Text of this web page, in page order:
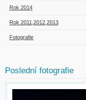
Rok 2014
Rok 2011,2012,2013
Fotografie
Poslední fotografie